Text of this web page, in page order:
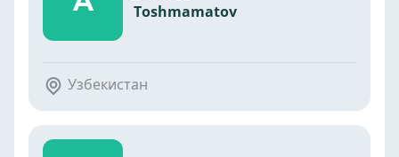
Toshmamatov
Узбекистан